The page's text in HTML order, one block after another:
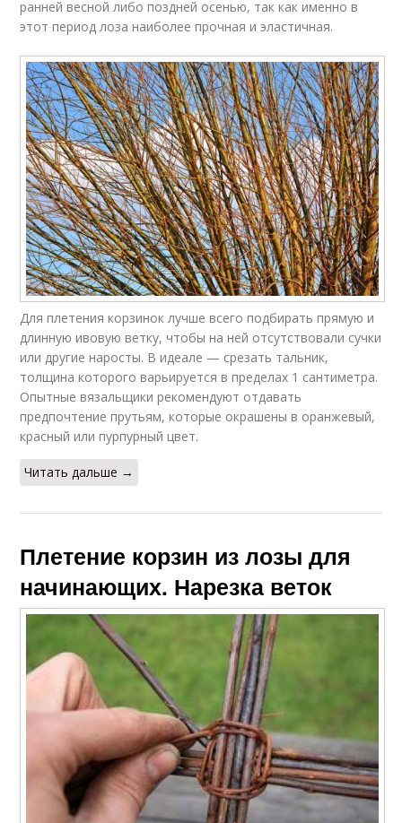
ранней весной либо поздней осенью, так как именно в
этот период лоза наиболее прочная и эластичная.
Для плетения корзинок лучше всего подбирать прямую и
длинную ивовую ветку, чтобы на ней отсутствовали сучки
или другие наросты. В идеале — срезать тальник,
толщина которого варьируется в пределах 1 сантиметра.
Опытные вязальщики рекомендуют отдавать
предпочтение прутьям, которые окрашены в оранжевый,
красный или пурпурный цвет.
Читать дальше →
Плетение корзин из лозы для
начинающих. Нарезка веток